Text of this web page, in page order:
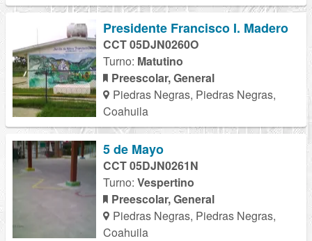
Presidente Francisco I. Madero
CCT 05DJN0260O
Turno: Matutino
Preescolar, General
Piedras Negras, Piedras Negras,
Coahuila
5 de Mayo
CCT 05DJN0261N
Turno: Vespertino
Preescolar, General
Piedras Negras, Piedras Negras,
Coahuila